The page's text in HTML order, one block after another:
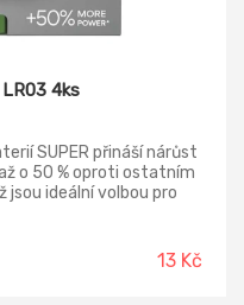
4ks
SUPER přináší nárůst
o 50 % oproti ostatním
ideální volbou pro
do košíku nutno13 Kč